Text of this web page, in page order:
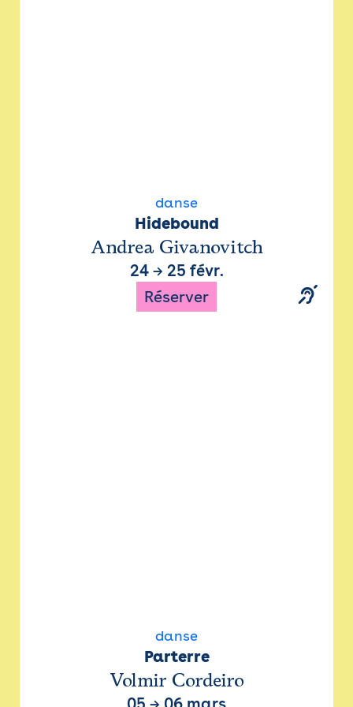
danse
Hidebound
Andrea Givanovitch
24→ 25 févr.
Réserver
danse
Parterre
Volmir Cordeiro